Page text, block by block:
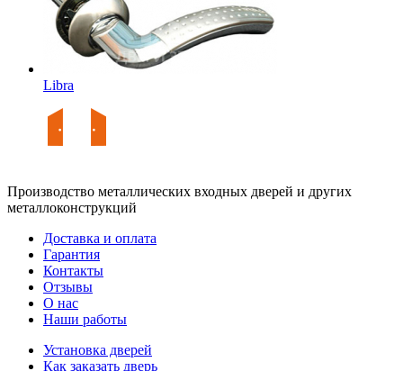
Libra
Производство металлических входных дверей и других
металлоконструкций
Доставка и оплата
Гарантия
Контакты
Отзывы
О нас
Наши работы
Установка дверей
Как заказать дверь